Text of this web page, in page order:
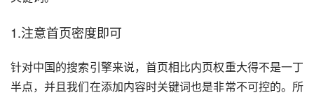
1.注意首页密度即可
针对中国的搜索引擎来说，首页相比内页权重大得不是一丁
半点，并且我们在添加内容时关键词也是非常不可控的。所